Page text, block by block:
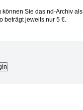
können Sie das nd-Archiv als
beträgt jeweils nur 5 €.